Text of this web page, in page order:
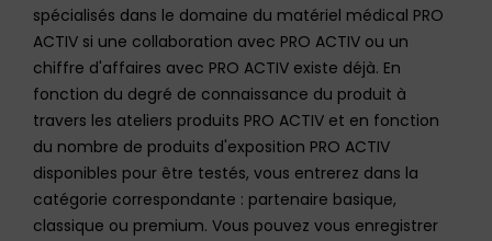
spécialisés dans le domaine du matériel médical PRO
ACTIV si une collaboration avec PRO ACTIV ou un
chiffre d'affaires avec PRO ACTIV existe déjà. En
fonction du degré de connaissance du produit à
travers les ateliers produits PRO ACTIV et en fonction
du nombre de produits d'exposition PRO ACTIV
disponibles pour être testés, vous entrerez dans la
catégorie correspondante : partenaire basique,
classique ou premium. Vous pouvez vous enregistrer